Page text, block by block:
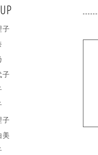
子
子
子
美